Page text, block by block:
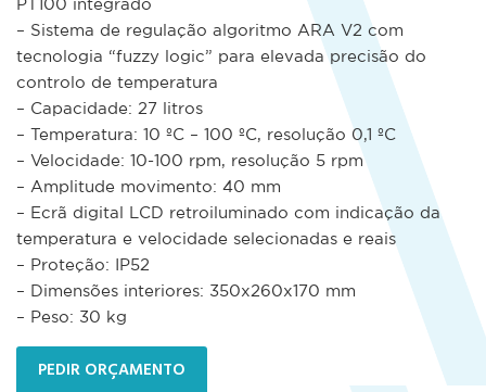
PT100 integrado
– Sistema de regulação algoritmo ARA V2 com
tecnologia “fuzzy logic” para elevada precisão do
controlo de temperatura
– Capacidade: 27 litros
– Temperatura: 10 ºC – 100 ºC, resolução 0,1 ºC
– Velocidade: 10-100 rpm, resolução 5 rpm
– Amplitude movimento: 40 mm
– Ecrã digital LCD retroiluminado com indicação da
temperatura e velocidade selecionadas e reais
– Proteção: IP52
– Dimensões interiores: 350x260x170 mm
– Peso: 30 kg
PEDIR ORÇAMENTO